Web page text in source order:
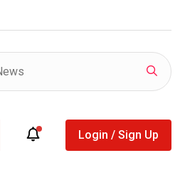
Login / Sign Up